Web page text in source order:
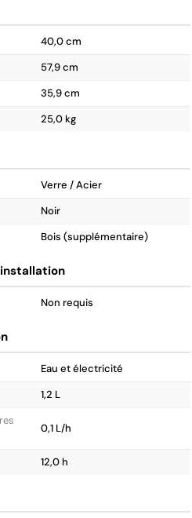
40,0 cm
57,9 cm
35,9 cm
25,0 kg
Verre / Acier
Noir
Bois (supplémentaire)
Non requis
Eau et électricité
1,2 L
0,1 L/h
12,0 h